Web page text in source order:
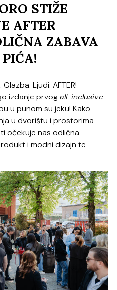
STIŽE
AFTER
ZABAVA
Ljudi. AFTER!
izdanje prvogall-inclusive
u punom su jeku! Kako
u dvorištu i prostorima
očekuje nas odlična
i modni dizajn te